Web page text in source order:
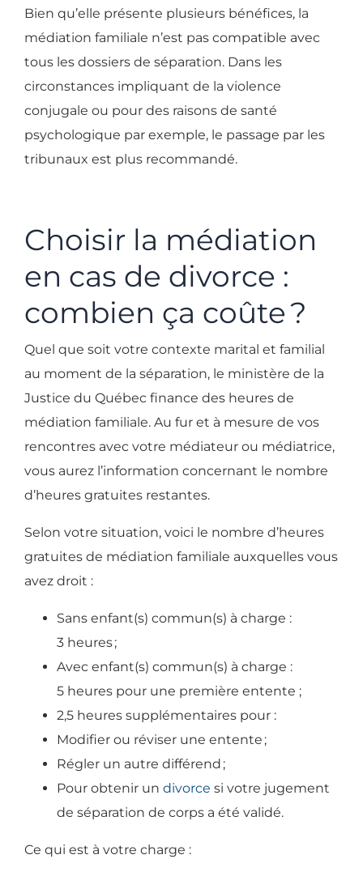
Bien qu’elle présente plusieurs bénéfices, la
médiation familiale n’est pas compatible avec
tous les dossiers de séparation. Dans les
circonstances impliquant de la violence
conjugale ou pour des raisons de santé
psychologique par exemple, le passage par les
tribunaux est plus recommandé.
Choisir la médiation
en cas de divorce :
combien ça coûte ?
Quel que soit votre contexte marital et familial
au moment de la séparation, le ministère de la
Justice du Québec finance des heures de
médiation familiale. Au fur et à mesure de vos
rencontres avec votre médiateur ou médiatrice,
vous aurez l’information concernant le nombre
d’heures gratuites restantes.
Selon votre situation, voici le nombre d’heures
gratuites de médiation familiale auxquelles vous
avez droit :
Sans enfant(s) commun(s) à charge :
3 heures;
Avec enfant(s) commun(s) à charge :
5 heures pour une première entente ;
2,5 heures supplémentaires pour :
Modifier ou réviser une entente ;
Régler un autre différend ;
Pour obtenir un divorce si votre jugement
de séparation de corps a été validé.
Ce qui est à votre charge :